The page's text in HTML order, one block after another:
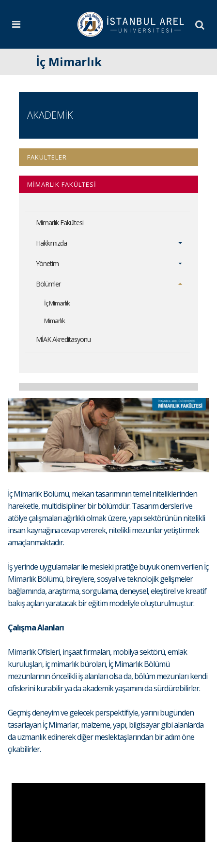
İç Mimarlık
AKADEMİK
FAKÜLTELER
MİMARLIK FAKÜLTESİ
Mimarlık Fakültesi
Hakkımızda
Yönetim
Bölümler
İç Mimarlık
Mimarlık
MİAK Akreditasyonu
İç Mimarlık Bölümü, mekan tasarımının temel niteliklerinden
hareketle, multidisipliner bir bölümdür. Tasarım dersleri ve
atölye çalışmaları ağırlıklı olmak üzere, yapı sektörünün nitelikli
insan kaynağına cevap vererek, nitelikli mezunlar yetiştirmek
amaçlanmaktadır.
İş yerinde uygulamalar ile mesleki pratiğe büyük önem verilen İç
Mimarlık Bölümü, bireylere, sosyal ve teknolojik gelişmeler
bağlamında, araştırma, sorgulama, deneysel, eleştirel ve kreatif
bakış açıları yaratacak bir eğitim modeliyle oluşturulmuştur.
Çalışma Alanları
Mimarlık Ofisleri, inşaat firmaları, mobilya sektörü, emlak
kuruluşları, iç mimarlık büroları, İç Mimarlık Bölümü
mezunlarının öncelikli iş alanları olsa da, bölüm mezunları kendi
ofislerini kurabilir ya da akademik yaşamını da sürdürebilirler.
Geçmiş deneyim ve gelecek perspektifiyle, yarını bugünden
tasarlayan İç Mimarlar, malzeme, yapı, bilgisayar gibi alanlarda
da uzmanlık edinerek diğer meslektaşlarından bir adım öne
çıkabilirler.